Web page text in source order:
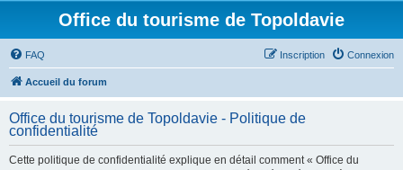
Office du tourisme de Topoldavie
FAQ Connexion
Inscription
Accueil du forum
Office du tourisme de Topoldavie - Politique de
confidentialité
Cette politique de confidentialité explique en détail comment « Office du